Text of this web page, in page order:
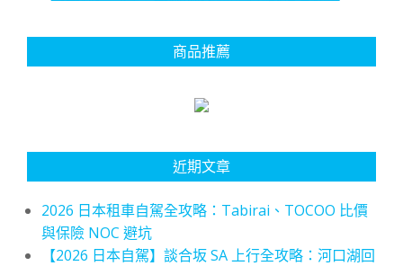
商品推薦
近期文章
2026 日本租車自駕全攻略：Tabirai、TOCOO 比價
與保險 NOC 避坑
【2026 日本自駕】談合坂 SA 上行全攻略：河口湖回